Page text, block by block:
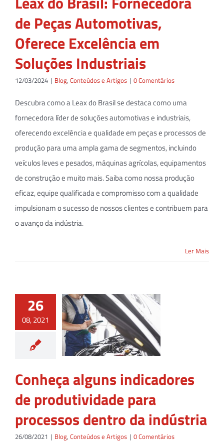
de Peças Automotivas,
Oferece Excelência em
Soluções Industriais
12/03/2024 | Blog, Conteúdos e Artigos | 0 Comentários
Descubra como a Leax do Brasil se destaca como uma
fornecedora líder de soluções automotivas e industriais,
oferecendo excelência e qualidade em peças e processos de
produção para uma ampla gama de segmentos, incluindo
veículos leves e pesados, máquinas agrícolas, equipamentos
de construção e muito mais. Saiba como nossa produção
eficaz, equipe qualificada e compromisso com a qualidade
impulsionam o sucesso de nossos clientes e contribuem para
o avanço da indústria.
Ler Mais
26
08, 2021
Conheça alguns indicadores
de produtividade para
processos dentro da indústria
26/08/2021 | Blog, Conteúdos e Artigos | 0 Comentários